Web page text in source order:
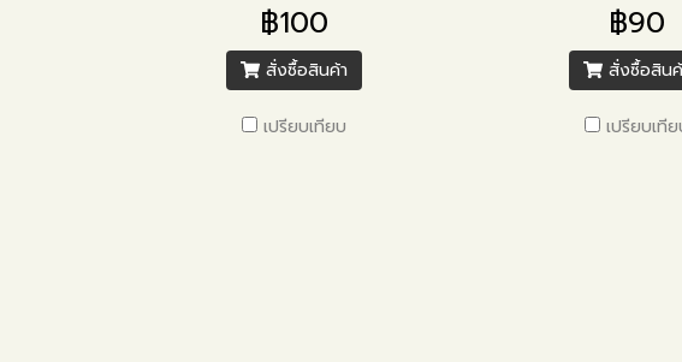
฿100
สั่งซื้อสินค้า
เปรียบเทียบ
฿90
สั่งซื้อสิน
เปรียบเที